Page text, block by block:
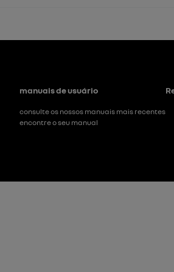
Rodapé
manuais de usuário
consulte os nossos manuais mais recentes
encontre o seu manual